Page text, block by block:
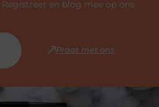
en blog mee op ons
Praat met ons